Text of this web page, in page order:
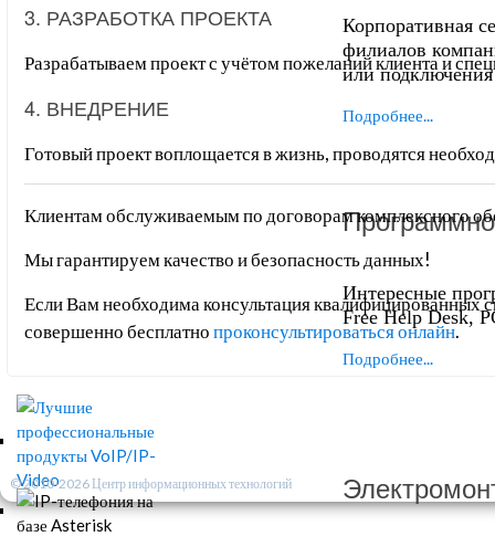
Корпоративная
филиалов
или
Подробнее...
Интересные
Free Help Desk,
Подробнее...
3. РАЗРАБОТКА ПРОЕКТА
Разрабатываем проект с учётом пожеланий клиента и
4. ВНЕДРЕНИЕ
Готовый проект воплощается в жизнь, проводятся
Клиентам обслуживаемым по договорам комплексного
Мы гарантируем качество и безопасность данных!
Если Вам необходима консультация
совершенно бесплатнопроконсультироваться онлайн.
© 2010-2026 Центр информационных технологий